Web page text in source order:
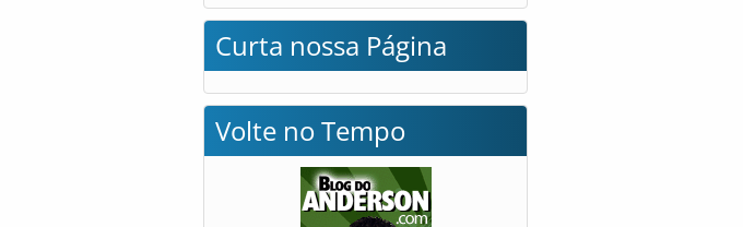
Curta nossa Página
Volte no Tempo